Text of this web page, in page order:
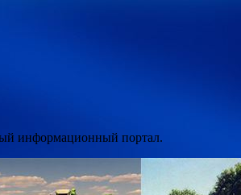
информационный портал.